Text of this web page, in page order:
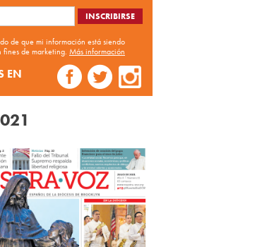
de que mi información está siendo
de marketing. Más información
EN